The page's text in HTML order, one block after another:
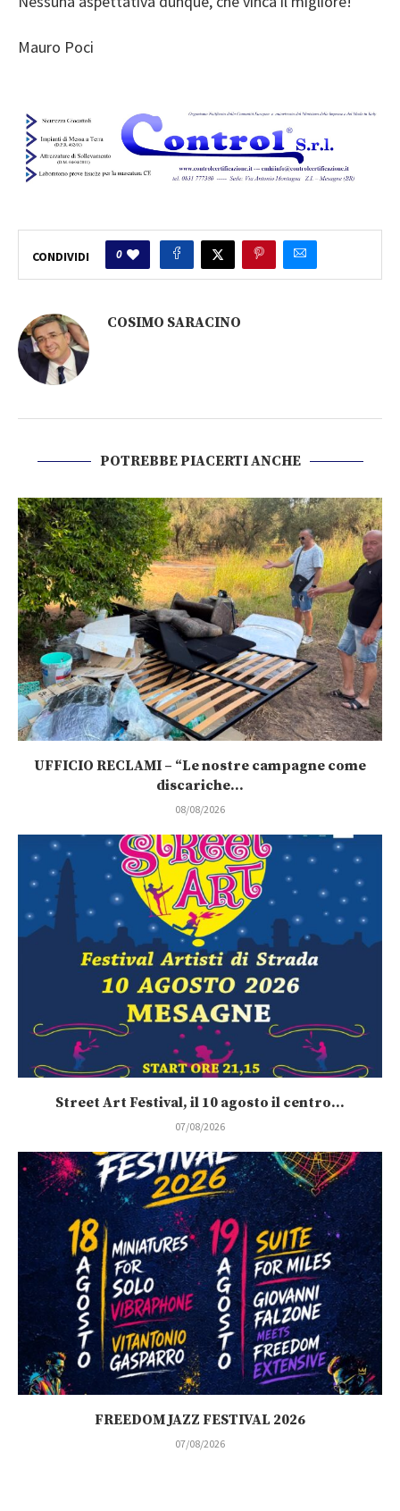
Mauro Poci
CONDIVIDI 0
COSIMO SARACINO
POTREBBE PIACERTI ANCHE
UFFICIO RECLAMI – “Le nostre campagne come
discariche...
08/08/2026
Street Art Festival, il 10 agosto il centro...
07/08/2026
FREEDOM JAZZ FESTIVAL 2026
07/08/2026